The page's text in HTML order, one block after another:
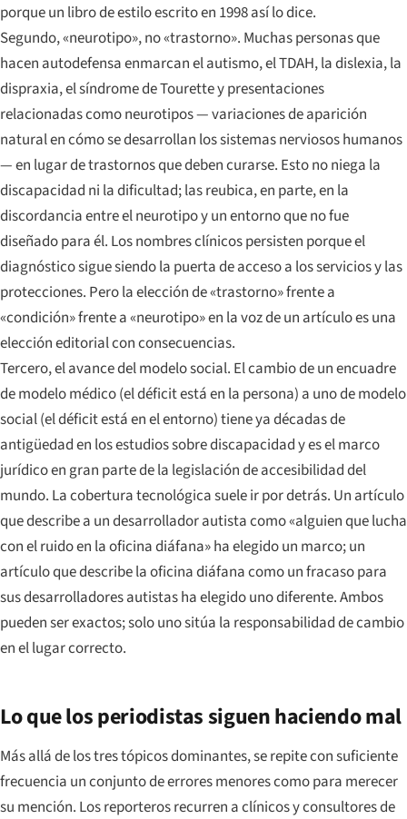
porque un libro de estilo escrito en 1998 así lo dice.
Segundo, «neurotipo», no «trastorno». Muchas personas que
hacen autodefensa enmarcan el autismo, el TDAH, la dislexia, la
dispraxia, el síndrome de Tourette y presentaciones
relacionadas como neurotipos — variaciones de aparición
natural en cómo se desarrollan los sistemas nerviosos humanos
— en lugar de trastornos que deben curarse. Esto no niega la
discapacidad ni la dificultad; las reubica, en parte, en la
discordancia entre el neurotipo y un entorno que no fue
diseñado para él. Los nombres clínicos persisten porque el
diagnóstico sigue siendo la puerta de acceso a los servicios y las
protecciones. Pero la elección de «trastorno» frente a
«condición» frente a «neurotipo» en la voz de un artículo es una
elección editorial con consecuencias.
Tercero, el avance del modelo social. El cambio de un encuadre
de modelo médico (el déficit está en la persona) a uno de modelo
social (el déficit está en el entorno) tiene ya décadas de
antigüedad en los estudios sobre discapacidad y es el marco
jurídico en gran parte de la legislación de accesibilidad del
mundo. La cobertura tecnológica suele ir por detrás. Un artículo
que describe a un desarrollador autista como «alguien que lucha
con el ruido en la oficina diáfana» ha elegido un marco; un
artículo que describe la oficina diáfana como un fracaso para
sus desarrolladores autistas ha elegido uno diferente. Ambos
pueden ser exactos; solo uno sitúa la responsabilidad de cambio
en el lugar correcto.
Lo que los periodistas siguen haciendo mal
Más allá de los tres tópicos dominantes, se repite con suficiente
frecuencia un conjunto de errores menores como para merecer
su mención. Los reporteros recurren a clínicos y consultores de